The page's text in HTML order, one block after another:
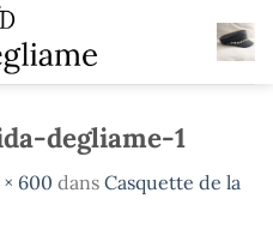
degliame-1
600 dans Casquette de la